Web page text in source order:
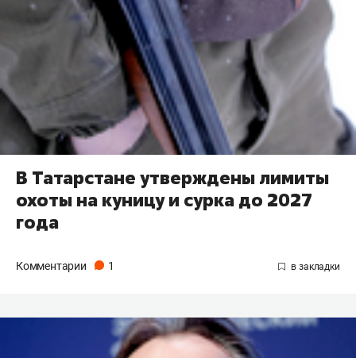
В Татарстане утверждены лимиты
охоты на куницу и сурка до 2027
года
Комментарии 1